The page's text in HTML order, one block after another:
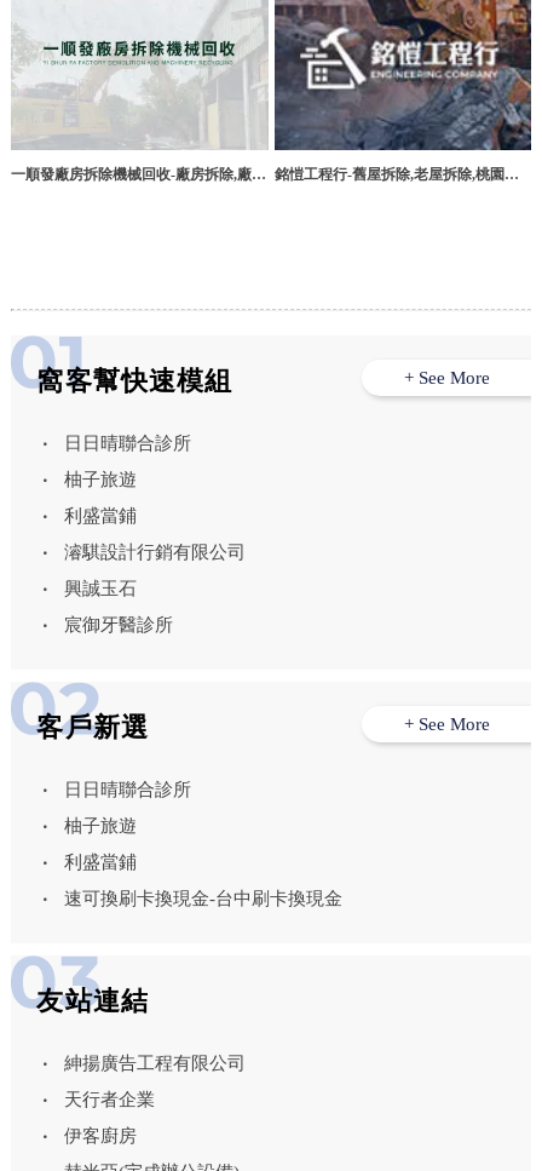
一順發廠房拆除機械回收-廠房拆除,廠房 銘愷工程行-舊屋拆除,老屋拆除,桃園舊
窩客幫快速模組
日日晴聯合診所
柚子旅遊
利盛當鋪
濬騏設計行銷有限公司
興誠玉石
宸御牙醫診所
+ See More
客戶新選
日日晴聯合診所
柚子旅遊
利盛當鋪
速可換刷卡換現金-台中刷卡換現金
+ See More
友站連結
紳揚廣告工程有限公司
天行者企業
伊客廚房